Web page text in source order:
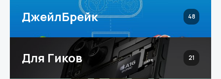
ДжейлБрейк 48
Для Гиков 21